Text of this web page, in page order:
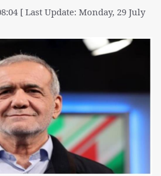
[ Last Update: Monday, 29 July